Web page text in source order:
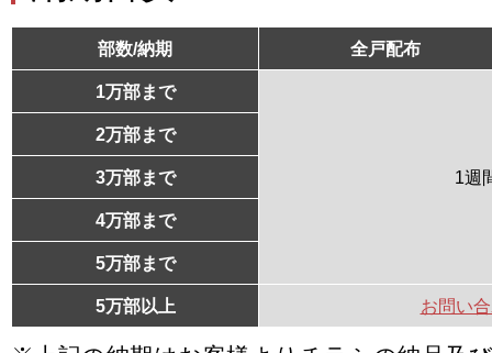
部数/納期 全戸配布
1万部まで
1週
2万部まで
3万部まで
4万部まで
5万部まで
5万部以上 お問い